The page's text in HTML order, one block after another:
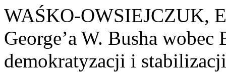
WAŚKO-OWSIEJCZUK,
George’a W. Busha
demokratyzacji i